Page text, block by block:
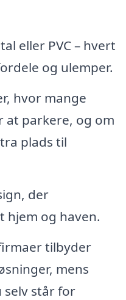
eller PVC – hvert
og ulemper.
hvor mange
at parkere, og om
plads til
der
hjem og haven.
tilbyder
mens
står for